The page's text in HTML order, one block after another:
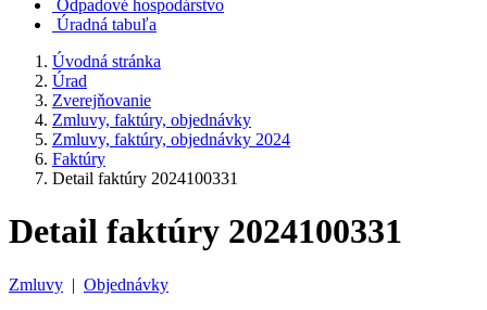
Odpadové hospodárstvo
Úradná tabuľa
Úvodná stránka
Úrad
Zverejňovanie
Zmluvy, faktúry, objednávky
Zmluvy, faktúry, objednávky 2024
Faktúry
Detail faktúry 2024100331
Detail faktúry 2024100331
Zmluvy | Objednávky